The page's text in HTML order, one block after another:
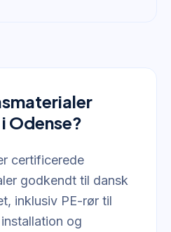
Odense?
certificerede
godkendt til dansk
inklusiv PE-rør til
og